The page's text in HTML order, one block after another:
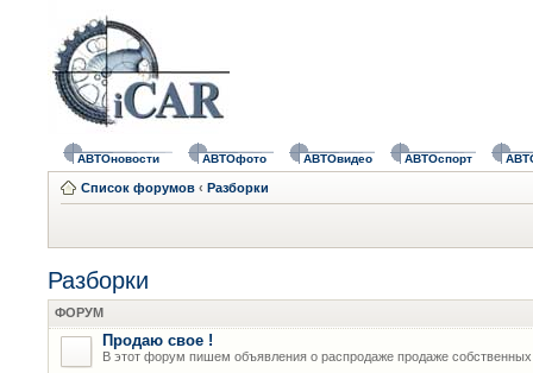
АВТОновости АВТОфото АВТОвидео АВТОспорт
Список форумов ‹ Разборки
Разборки
ФОРУМ
Продаю свое !
В этот форум пишем объявления о распродаже продаже